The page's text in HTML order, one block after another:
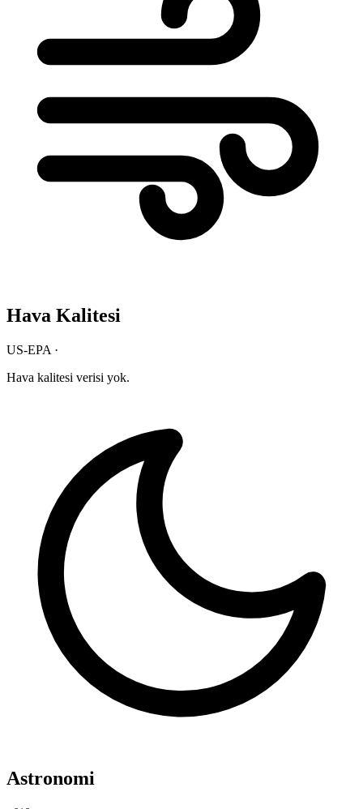
Hava Kalitesi
US-EPA ·
Hava kalitesi verisi yok.
Astronomi